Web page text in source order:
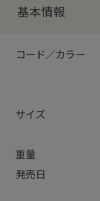
基本情報
コード／カラー
サイズ
重量
発売日